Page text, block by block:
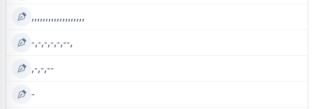
,,,,,,,,,,,,,,,,,,,
-,-,-,-,-,--,
,-,-,--
-